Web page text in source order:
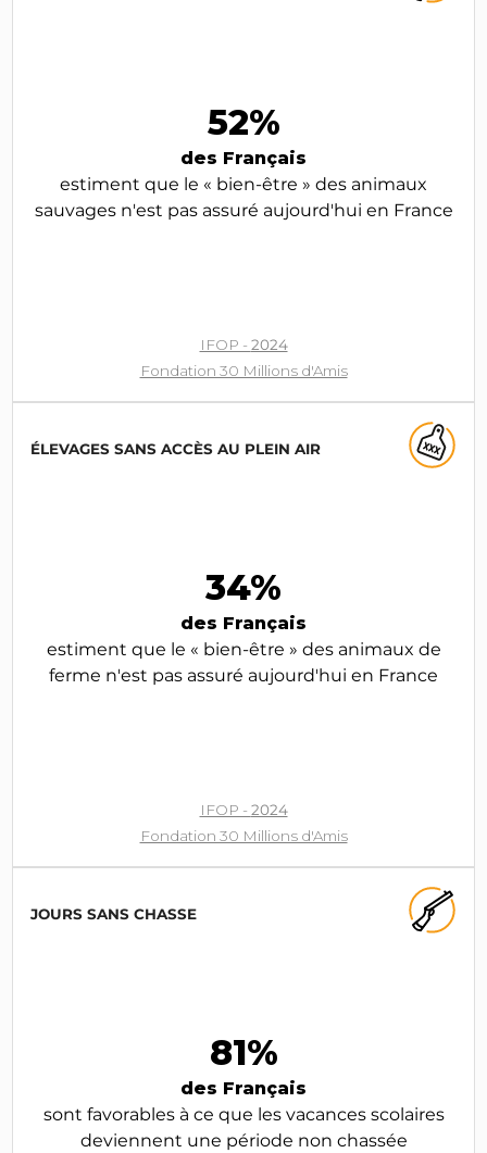
52%
des Français
estiment que le « bien-être » des animaux
sauvages n'est pas assuré aujourd'hui en France
IFOP - 2024
Fondation 30 Millions d'Amis
ÉLEVAGES SANS ACCÈS AU PLEIN AIR
34%
des Français
estiment que le « bien-être » des animaux de
ferme n'est pas assuré aujourd'hui en France
IFOP - 2024
Fondation 30 Millions d'Amis
JOURS SANS CHASSE
81%
des Français
sont favorables à ce que les vacances scolaires
deviennent une période non chassée